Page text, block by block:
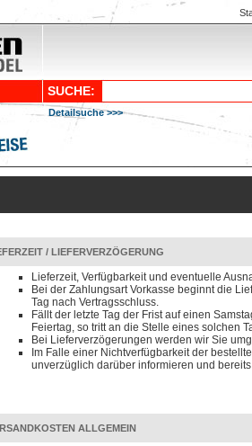
SUCHE:
Detailsuche >>>
/ LIEFERVERZÖGERUNG
Lieferzeit, Verfügbarkeit und eventuelle
Bei der Zahlungsart Vorkasse beginnt die
Tag nach Vertragsschluss.
Fällt der letzte Tag der Frist auf einen
Feiertag, so tritt an die Stelle eines solchen
Bei Lieferverzögerungen werden wir Sie
Im Falle einer Nichtverfügbarkeit der
unverzüglich darüber informieren und
ALLGEMEIN